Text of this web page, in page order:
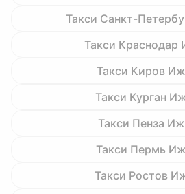
Такси Санкт-
Такси Краснодар
Такси Киров
Такси Курган
Такси Пенза
Такси Пермь
Такси Ростов